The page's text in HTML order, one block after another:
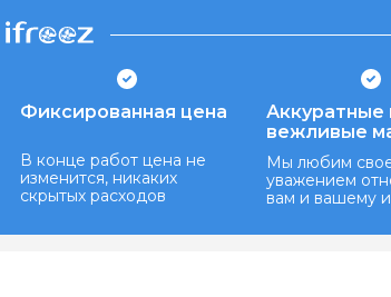
Фиксированная цена
В конце работ цена не
изменится, никаких
скрытых расходов
Аккуратные
вежливые
Мы любим
уважением
вам и вашему